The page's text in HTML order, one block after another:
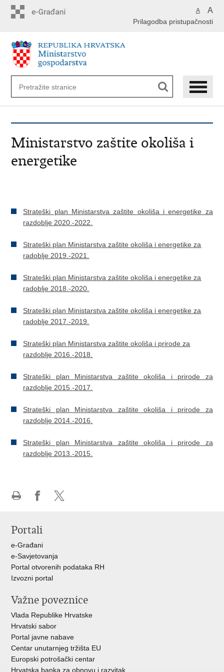
A A
Prilagodba pristupačnosti
Ministarstvo zaštite okoliša i
energetike
Strateški plan Ministarstva zaštite okoliša i energetike za
razdoblje 2020.-2022.
Strateški plan Ministarstva zaštite okoliša i energetike za
radoblje 2019.-2021.
Strateški plan Ministarstva zaštite okoliša i energetike za
radoblje 2018.-2020.
Strateški plan Ministarstva zaštite okoliša i energetike za
radoblje 2017.-2019.
Strateški plan Ministarstva zaštite okoliša i prirode za
razdoblje 2016.-2018.
Strateški plan Ministarstva zaštite okoliša i prirode za
razdoblje 2015.-2017.
Strateški plan Ministarstva zaštite okoliša i prirode za
razdoblje 2014.-2016.
Strateški plan Ministarstva zaštite okoliša i prirode za
razdoblje 2013.-2015.
Facebooku
Portali
e-Građani
e-Savjetovanja
Portal otvorenih podataka RH
Izvozni portal
Važne poveznice
Vlada Republike Hrvatske
Hrvatski sabor
Portal javne nabave
Centar unutarnjeg tržišta EU
Europski potrošački centar
Hrvatska banka za obnovu i razvitak